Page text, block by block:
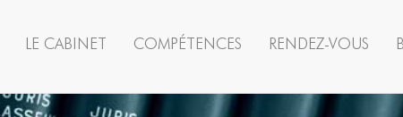
LE CABINET COMPÉTENCES RENDEZ-VOUS